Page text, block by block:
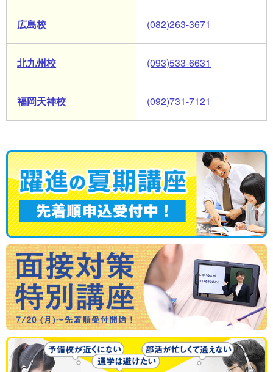
広島校 (082)263-3671
北九州校 (093)533-6631
福岡天神校 (092)731-7121